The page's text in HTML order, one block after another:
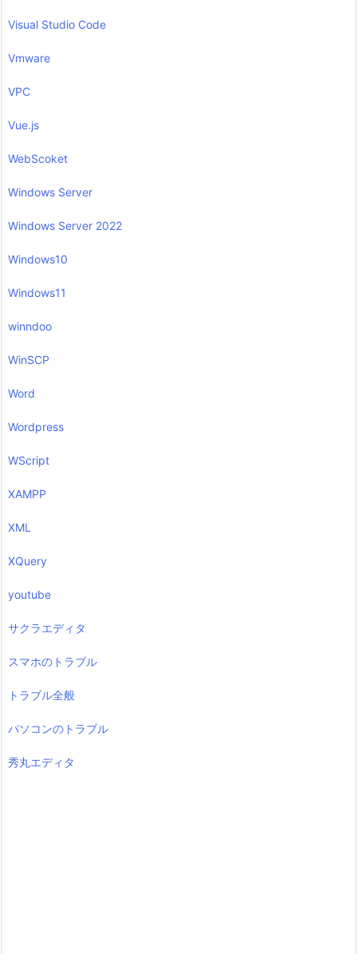
Visual Studio Code
Vmware
VPC
Vue.js
WebScoket
Windows Server
Windows Server 2022
Windows10
Windows11
winndoo
WinSCP
Word
Wordpress
WScript
XAMPP
XML
XQuery
youtube
サクラエディタ
スマホのトラブル
トラブル全般
パソコンのトラブル
秀丸エディタ